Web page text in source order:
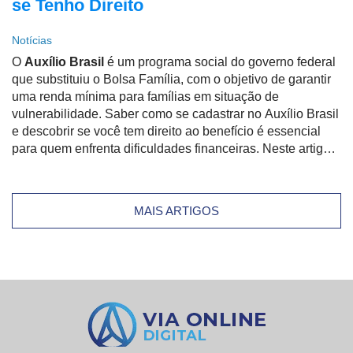
se Tenho Direito
Notícias
O Auxílio Brasil é um programa social do governo federal
que substituiu o Bolsa Família, com o objetivo de garantir
uma renda mínima para famílias em situação de
vulnerabilidade. Saber como se cadastrar no Auxílio Brasil
e descobrir se você tem direito ao benefício é essencial
para quem enfrenta dificuldades financeiras. Neste artigo,
MAIS ARTIGOS